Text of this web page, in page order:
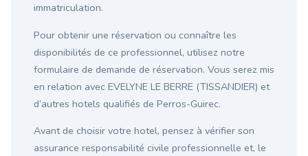
immatriculation.
Pour obtenir une réservation ou connaître les
disponibilités de ce professionnel, utilisez notre
formulaire de demande de réservation. Vous serez mis
en relation avec EVELYNE LE BERRE (TISSANDIER) et
d’autres hotels qualifiés de Perros-Guirec.
Avant de choisir votre hotel, pensez à vérifier son
assurance responsabilité civile professionnelle et, le